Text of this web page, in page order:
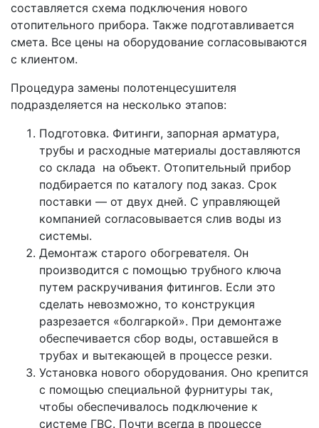
составляется схема подключения нового
отопительного прибора. Также подготавливается
смета. Все цены на оборудование согласовываются
с клиентом.
Процедура замены полотенцесушителя
подразделяется на несколько этапов:
Подготовка. Фитинги, запорная арматура,
трубы и расходные материалы доставляются
со склада на объект. Отопительный прибор
подбирается по каталогу под заказ. Срок
поставки — от двух дней. С управляющей
компанией согласовывается слив воды из
системы.
Демонтаж старого обогревателя. Он
производится с помощью трубного ключа
путем раскручивания фитингов. Если это
сделать невозможно, то конструкция
разрезается «болгаркой». При демонтаже
обеспечивается сбор воды, оставшейся в
трубах и вытекающей в процессе резки.
Установка нового оборудования. Оно крепится
с помощью специальной фурнитуры так,
чтобы обеспечивалось подключение к
системе ГВС. Почти всегда в процессе